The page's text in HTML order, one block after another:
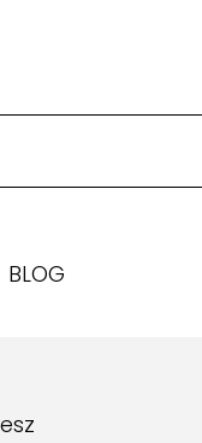
BLOG